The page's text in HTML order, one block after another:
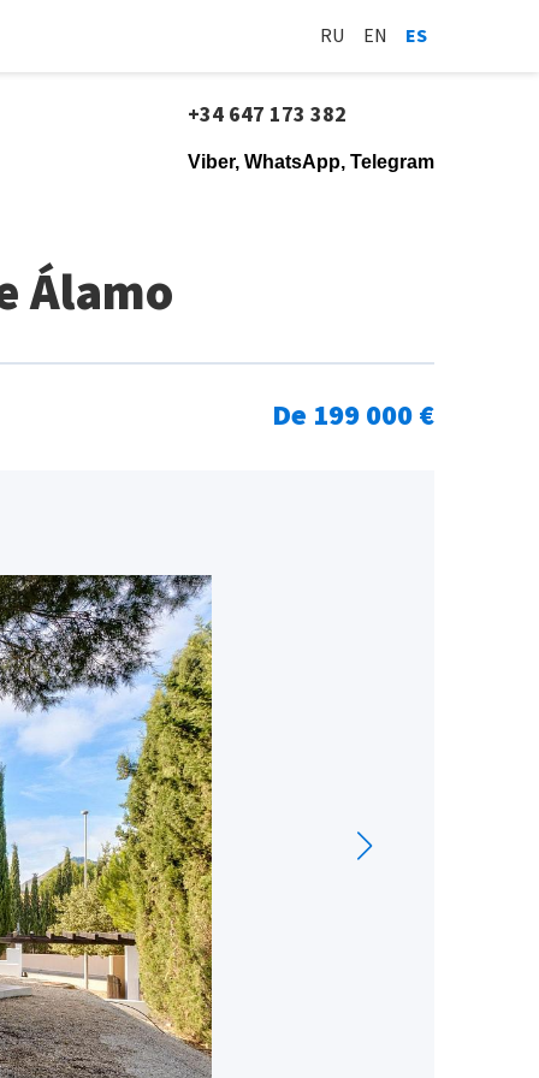
RU EN ES
+34 647 173 382
Viber, WhatsApp, Telegram
Álamo
De 199 000 €